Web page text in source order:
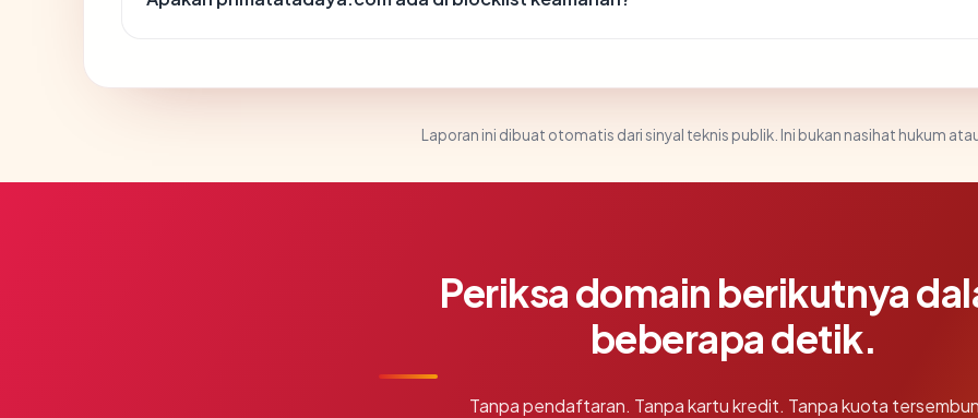
Laporan ini dibuat otomatis dari sinyal teknis publik. Ini bukan nasihat hukum
Periksa domain berikutnya
beberapa detik.
Tanpa pendaftaran. Tanpa kartu kredit. Tanpa kuota